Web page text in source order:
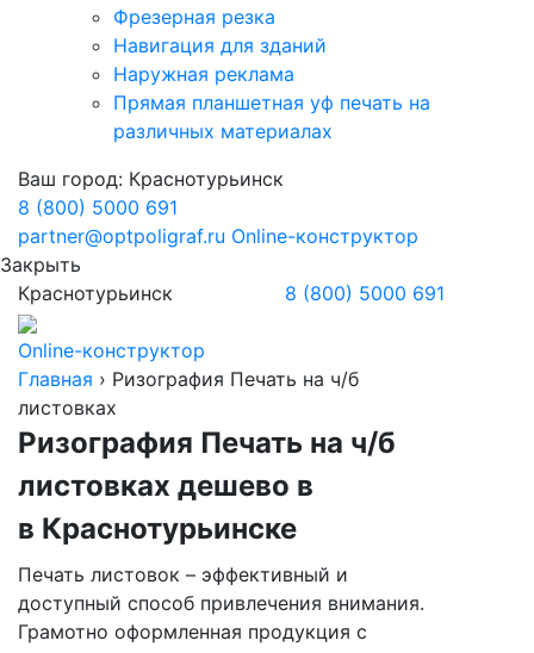
Фрезерная резка
Навигация для зданий
Наружная реклама
Прямая планшетная уф печать на
различных материалах
Ваш город: Краснотурьинск
8 (800) 5000 691
partner@optpoligraf.ru Online-конструктор
Закрыть
Краснотурьинск
8 (800) 5000 691
Online-конструктор
Главная › Ризография Печать на ч/б
листовках
Ризография Печать на ч/б
листовках дешево в
в Краснотурьинске
Печать листовок – эффективный и
доступный способ привлечения внимания.
Грамотно оформленная продукция с